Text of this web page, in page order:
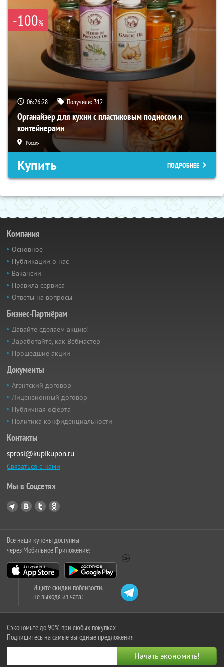
-100%
06:26:27 Получили: 312
Органайзер для кухни с пластиковым подносом и
контейнерами
Россия
Купить ПОДРОБНЕЕ
Компания
Основное
Публикации о нас
Вакансии
Правила сервиса
Ответы на вопросы
Бизнес-Партнёрам
Давайте сделаем акцию!
Заработайте, как Вебмастер
Прошедшие акции
Документы
Агентский договор
Лицензионный договор
Публичная оферта
Политика конфиденциальности
Контакты
sprosi@kupikupon.ru
Связаться с нами
Мы в Соцсетях
Все наши купоны доступны
через Мобильное Приложение:
Ищите скидки поблизости,
не выходя из чата:
Сэкономьте до 90% при любых покупках
Подпишитесь на самые выгодные предложения